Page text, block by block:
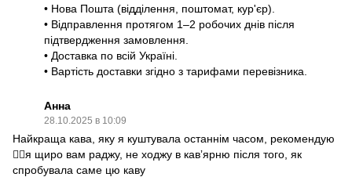
• Нова Пошта (відділення, поштомат, кур'єр).
• Відправлення протягом 1–2 робочих днів після
підтвердження замовлення.
• Доставка по всій Україні.
• Вартість доставки згідно з тарифами перевізника.
Анна
28.10.2025 в 10:09
Найкраща кава, яку я куштувала останнім часом, рекомендую
👍🏻я щиро вам раджу, не ходжу в кавʼярню після того, як
спробувала саме цю каву